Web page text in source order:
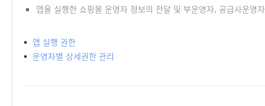
앱을 실행한 쇼핑몰 운영자 정보의 전달 및 부운영자, 공급사운영
앱 실행 권한
운영자별 상세권한 관리